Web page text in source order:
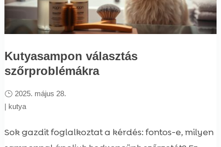
Kutyasampon választás
szőrproblémákra
2025. május 28.
| kutya
Sok gazdit foglalkoztat a kérdés: fontos-e, milyen